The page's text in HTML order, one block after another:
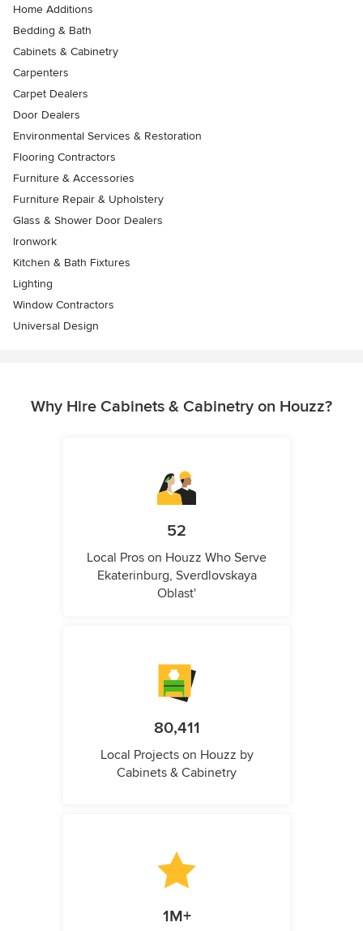
Home Additions
Bedding & Bath
Cabinets & Cabinetry
Carpenters
Carpet Dealers
Door Dealers
Environmental Services & Restoration
Flooring Contractors
Furniture & Accessories
Furniture Repair & Upholstery
Glass & Shower Door Dealers
Ironwork
Kitchen & Bath Fixtures
Lighting
Window Contractors
Universal Design
Why Hire Cabinets & Cabinetry on Houzz?
52
Local Pros on Houzz Who Serve
Ekaterinburg, Sverdlovskaya
Oblast'
80,411
Local Projects on Houzz by
Cabinets & Cabinetry
1M+